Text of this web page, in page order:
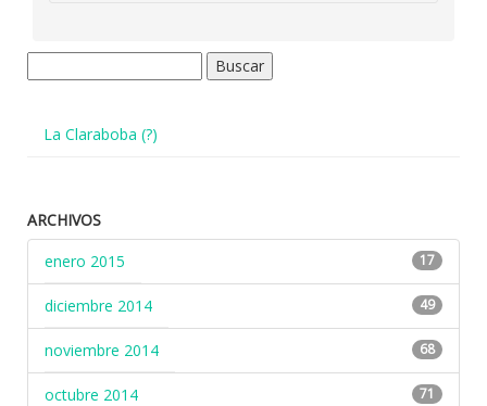
La Claraboba (?)
ARCHIVOS
enero 2015
17
diciembre 2014 49
noviembre 2014 68
octubre 2014 71